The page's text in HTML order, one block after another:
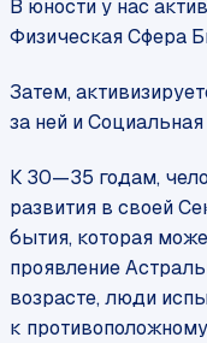
В юности у нас
Физическая Сфера
Затем,
за ней и
К 30—35 годам,
развития в своей
бытия, которая
проявление
возрасте, люди
к